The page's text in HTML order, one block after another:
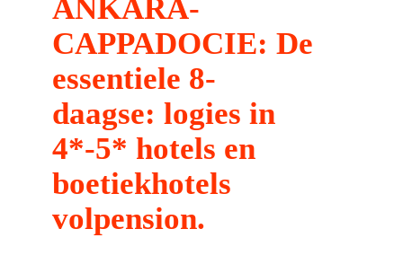
ANKARA-
CAPPADOCIE: De
essentiele 8-
daagse: logies in
4*-5* hotels en
boetiekhotels
volpension.